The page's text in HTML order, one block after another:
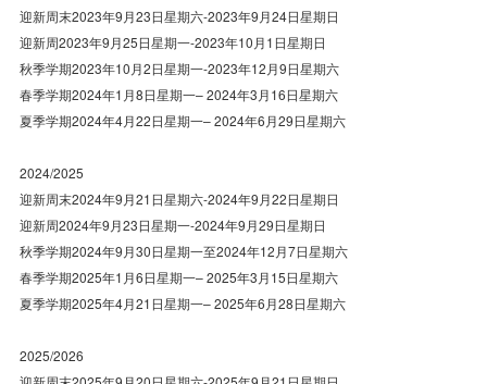
迎新周末2023年9月23日星期六-2023年9月24日星期日
迎新周2023年9月25日星期一-2023年10月1日星期日
秋季学期2023年10月2日星期一-2023年12月9日星期六
春季学期2024年1月8日星期一– 2024年3月16日星期六
夏季学期2024年4月22日星期一– 2024年6月29日星期六
2024/2025
迎新周末2024年9月21日星期六-2024年9月22日星期日
迎新周2024年9月23日星期一-2024年9月29日星期日
秋季学期2024年9月30日星期一至2024年12月7日星期六
春季学期2025年1月6日星期一– 2025年3月15日星期六
夏季学期2025年4月21日星期一– 2025年6月28日星期六
2025/2026